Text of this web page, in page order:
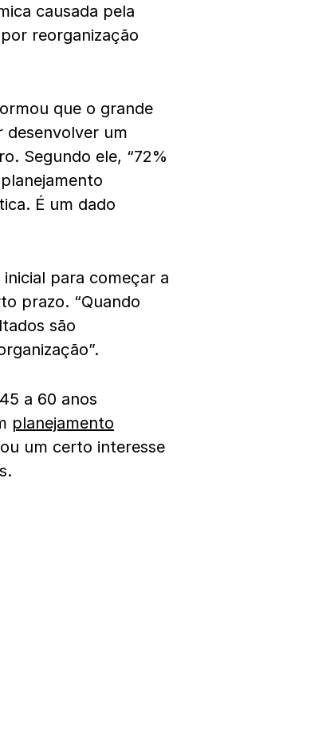
causada pela
reorganização
que o grande
desenvolver um
Segundo ele, “72%
É um dado
para começar a
prazo. “Quando
são
a 60 anos
planejamento
um certo interesse